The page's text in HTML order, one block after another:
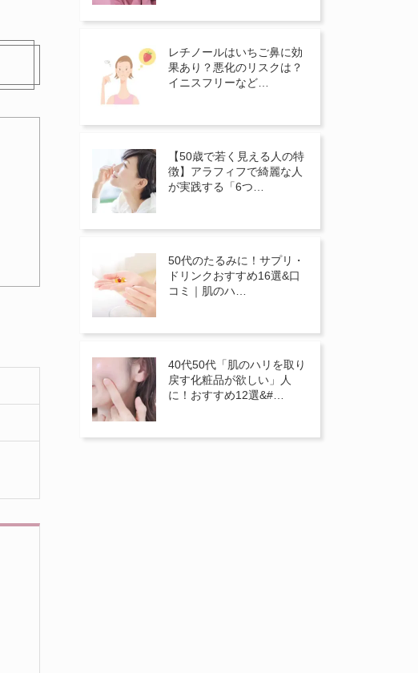
レチノールはいちご鼻に効
果あり？悪化のリスクは？
イニスフリーなど…
【50歳で若く見える人の特
徴】アラフィフで綺麗な人
が実践する「6つ…
50代のたるみに！サプリ・
ドリンクおすすめ16選&口
コミ｜肌のハ…
40代50代「肌のハリを取り
戻す化粧品が欲しい」人
に！おすすめ12選&#…